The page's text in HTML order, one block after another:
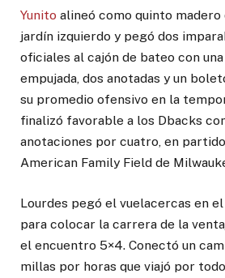
Yunito alineó como quinto
jardín izquierdo y pegó dos
oficiales al cajón de bateo con
empujada, dos anotadas y un
su promedio ofensivo en la
finalizó favorable a los Dbacks
anotaciones por cuatro, en
American Family Field de
Lourdes pegó el vuelacercas en
para colocar la carrera de la
el encuentro 5×4. Conectó un
millas por horas que viajó por